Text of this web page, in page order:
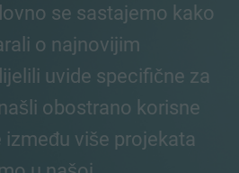
se sastajemo kako
o najnovijim
uvide specifične za
obostrano korisne
više projekata